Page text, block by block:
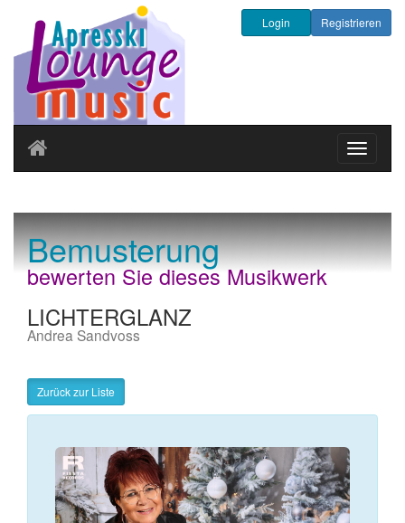
Registrieren
Login
ein-/
Bemusterung
bewerten Sie dieses Musikwerk
LICHTERGLANZ
Andrea Sandvoss
Zurück zur Liste